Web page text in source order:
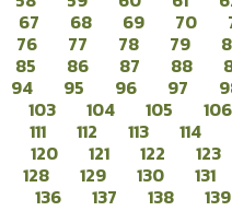
67
68 69 70
76
77 78 79
85
86 87 88
94
95 96 97
103
104 105 106
111
112 113 114
120
121 122 123
128
129 130 131
136
137 138 139